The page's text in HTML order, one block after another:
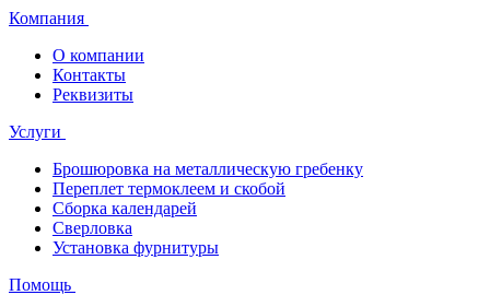
Компания
О компании
Контакты
Реквизиты
Услуги
Брошюровка на металлическую гребенку
Переплет термоклеем и скобой
Сборка календарей
Сверловка
Установка фурнитуры
Помощь